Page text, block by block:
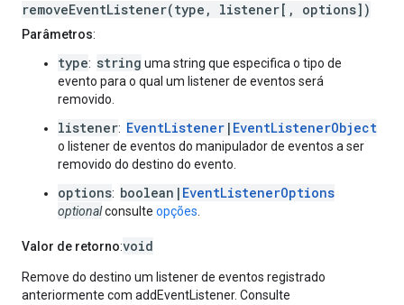
removeEventListener(type, listener[, options])
Parâmetros:
type: string uma string que especifica o tipo de
evento para o qual um listener de eventos será
removido.
listener: EventListener | EventListenerObject
o listener de eventos do manipulador de eventos a ser
removido do destino do evento.
options: boolean| EventListenerOptions
optionalconsulte opções
Valor de retorno:void
Remove do destino um listener de eventos registrado
anteriormente com addEventListener. Consulte